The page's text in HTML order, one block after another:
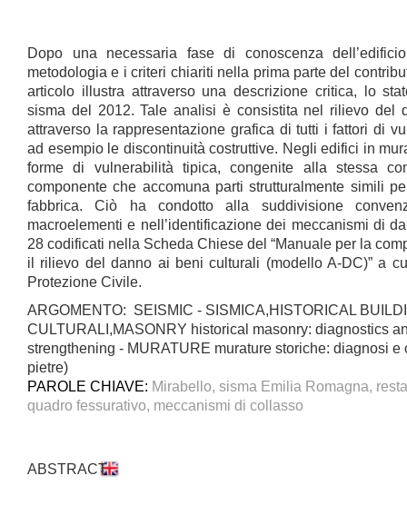
Dopo una necessaria fase di conoscenza
metodologia e i criteri chiariti nella prima parte del
articolo illustra attraverso una descrizione critica, lo
sisma del 2012. Tale analisi è consistita nel rilievo del
attraverso la rappresentazione grafica di tutti i fattori di
ad esempio le discontinuità costruttive. Negli edifici in
forme di vulnerabilità tipica, congenite alla stessa
componente che accomuna parti strutturalmente simili
fabbrica. Ciò ha condotto alla suddivisione
macroelementi e nell’identificazione dei meccanismi di
28 codificati nella Scheda Chiese del “Manuale per la
il rilievo del danno ai beni culturali (modello A-DC)” a
Protezione Civile.
ARGOMENTO: SEISMIC - SISMICA,HISTORICAL
CULTURALI,MASONRY historical masonry: diagnostics
strengthening - MURATURE murature storiche: diagnosi
pietre)
PAROLE CHIAVE: Mirabello, sisma Emilia Romagna,
quadro fessurativo, meccanismi di collasso
ABSTRACT